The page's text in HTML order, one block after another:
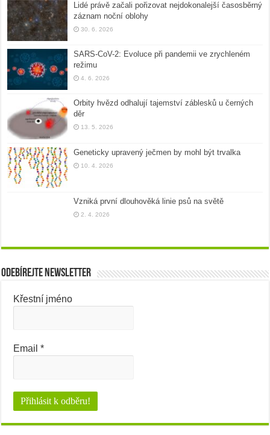
Lidé právě začali pořizovat nejdokonalejší časosběrný
záznam noční oblohy
30. 6. 2026
SARS-CoV-2: Evoluce při pandemii ve zrychleném
režimu
4. 6. 2026
Orbity hvězd odhalují tajemství záblesků u černých
děr
13. 5. 2026
Geneticky upravený ječmen by mohl být trvalka
10. 4. 2026
Vzniká první dlouhověká linie psů na světě
2. 4. 2026
Odebírejte newsletter
Křestní jméno
Email*